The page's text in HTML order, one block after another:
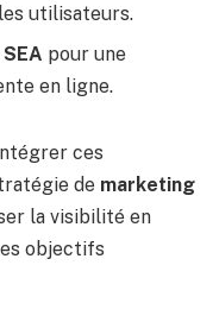
utilisateurs.
SEA pour une
en ligne.
ces
de marketing
la visibilité en
objectifs